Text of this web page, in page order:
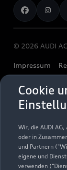
Cookie
Wir, die AUDI
oder in
und Partnern
eigene und
verwenden
myAudi
Audi Code
Häufige Fragen
Audi Online
Online-
Servicekontakt
Bordbuch &
Verträge
Karriere
Datenschutz
Audi erleben
© 2026 AUDI
Impressum
Cookie-
Digital Services
Ein Service der
Offenburg in